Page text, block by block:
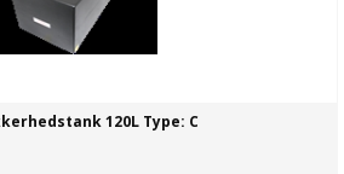
120L Type: C